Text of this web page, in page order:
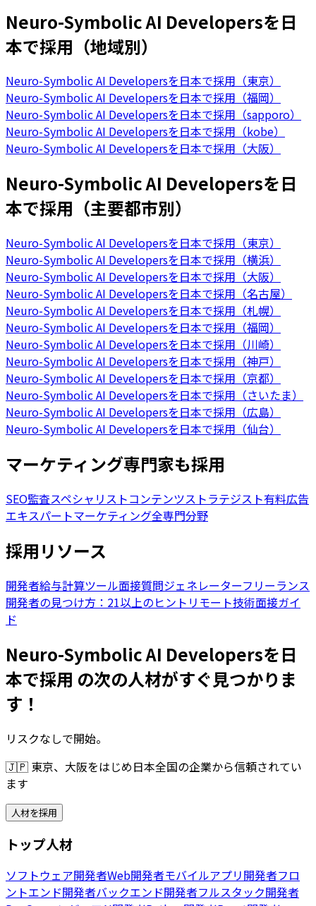
Neuro-Symbolic AI Developersを日
本で採用（地域別）
Neuro-Symbolic AI Developersを日本で採用（東京）
Neuro-Symbolic AI Developersを日本で採用（福岡）
Neuro-Symbolic AI Developersを日本で採用（sapporo）
Neuro-Symbolic AI Developersを日本で採用（kobe）
Neuro-Symbolic AI Developersを日本で採用（大阪）
Neuro-Symbolic AI Developersを日
本で採用（主要都市別）
Neuro-Symbolic AI Developersを日本で採用（東京）
Neuro-Symbolic AI Developersを日本で採用（横浜）
Neuro-Symbolic AI Developersを日本で採用（大阪）
Neuro-Symbolic AI Developersを日本で採用（名古屋）
Neuro-Symbolic AI Developersを日本で採用（札幌）
Neuro-Symbolic AI Developersを日本で採用（福岡）
Neuro-Symbolic AI Developersを日本で採用（川崎）
Neuro-Symbolic AI Developersを日本で採用（神戸）
Neuro-Symbolic AI Developersを日本で採用（京都）
Neuro-Symbolic AI Developersを日本で採用（さいたま）
Neuro-Symbolic AI Developersを日本で採用（広島）
Neuro-Symbolic AI Developersを日本で採用（仙台）
マーケティング専門家も採用
SEO監査スペシャリストコンテンツストラテジスト有料広告
エキスパートマーケティング全専門分野
採用リソース
開発者給与計算ツール面接質問ジェネレーターフリーランス
開発者の見つけ方：21以上のヒント リモート技術面接ガイ
ド
Neuro-Symbolic AI Developersを日
本で採用 の次の人材がすぐ見つかりま
す！
リスクなしで開始。
🇯🇵 東京、大阪をはじめ日本全国の企業から信頼されてい
ます
人材を採用
トップ人材
ソフトウェア開発者Web開発者モバイルアプリ開発者フロ
ントエンド開発者バックエンド開発者フルスタック開発者